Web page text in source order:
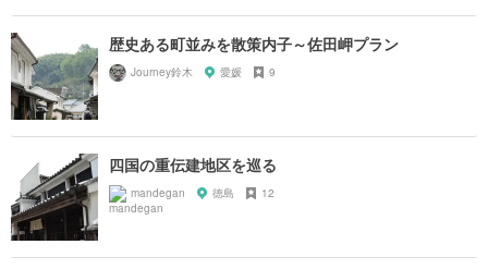
歴史ある町並みを散策内子～佐田岬プラン
Journey鈴木 愛媛 9
四国の重伝建地区を巡る
mandegan 徳島 12